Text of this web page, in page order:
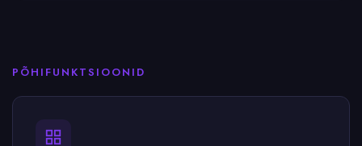
PÕHIFUNKTSIOONID